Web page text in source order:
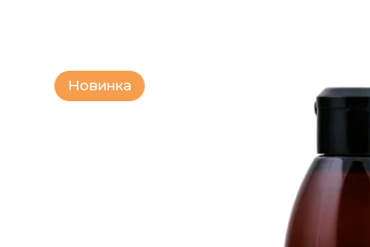
Новинка